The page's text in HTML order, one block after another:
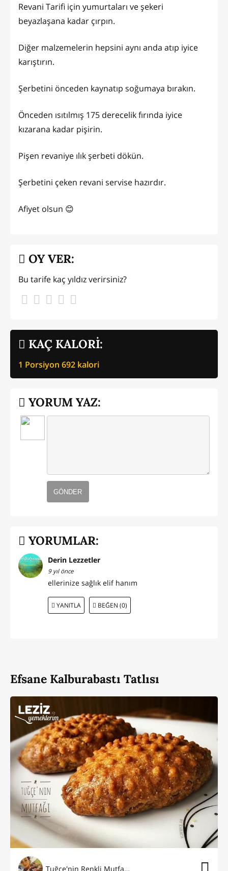
Revani Tarifi için yumurtaları ve şekeri
beyazlaşana kadar çırpın.
Diğer malzemelerin hepsini aynı anda atıp iyice
karıştırın.
Şerbetini önceden kaynatıp soğumaya bırakın.
Önceden ısıtılmış 175 derecelik fırında iyice
kızarana kadar pişirin.
Pişen revaniye ılık şerbeti dökün.
Şerbetini çeken revani servise hazırdır.
Afiyet olsun 😊
KAÇ KALORİ:
1 Porsiyon 692 kalori
OY VER:
Bu tarife kaç yıldız verirsiniz?
YORUM YAZ:
GÖNDER
YORUMLAR:
Derin Lezzetler
9 yıl önce
ellerinize sağlık elif hanım
YANITLA BEĞEN (0)
Efsane Kalburabastı Tatlısı
Tuğçe'nin Renkli Mutfağı⭐️